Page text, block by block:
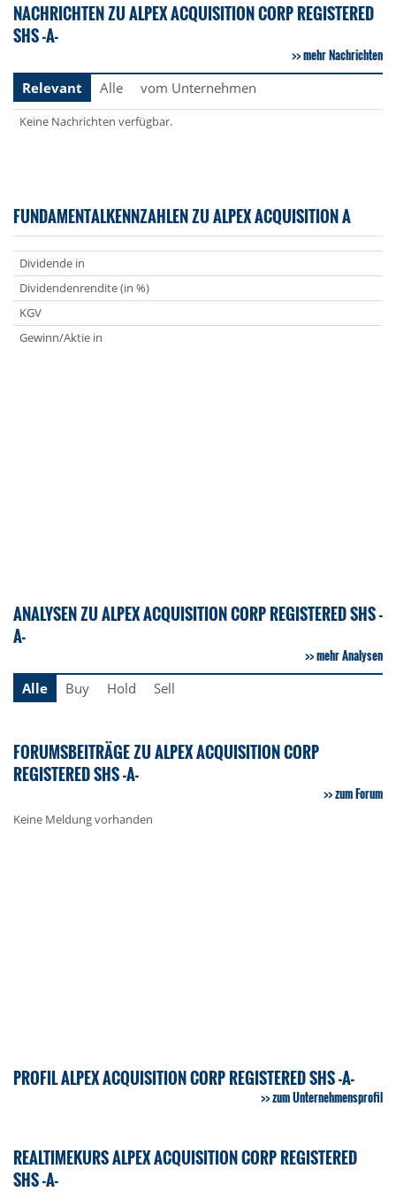
NACHRICHTEN ZU ALPEX ACQUISITION CORP REGISTERED
SHS -A-
mehr Nachrichten
Relevant
Alle vom Unternehmen
Keine Nachrichten verfügbar.
FUNDAMENTALKENNZAHLEN ZU ALPEX ACQUISITION A
Dividende in
Dividendenrendite (in %)
KGV
Gewinn/Aktie in
ANALYSEN ZU ALPEX ACQUISITION CORP REGISTERED SHS -
A-
mehr Analysen
Alle
Buy Hold Sell
FORUMSBEITRÄGE ZU ALPEX ACQUISITION CORP
REGISTERED SHS -A-
zum Forum
Keine Meldung vorhanden
PROFIL ALPEX ACQUISITION CORP REGISTERED SHS -A-
zum Unternehmensprofil
REALTIMEKURS ALPEX ACQUISITION CORP REGISTERED
SHS -A-